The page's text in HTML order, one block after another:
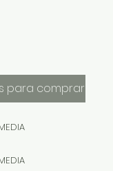
para comprar